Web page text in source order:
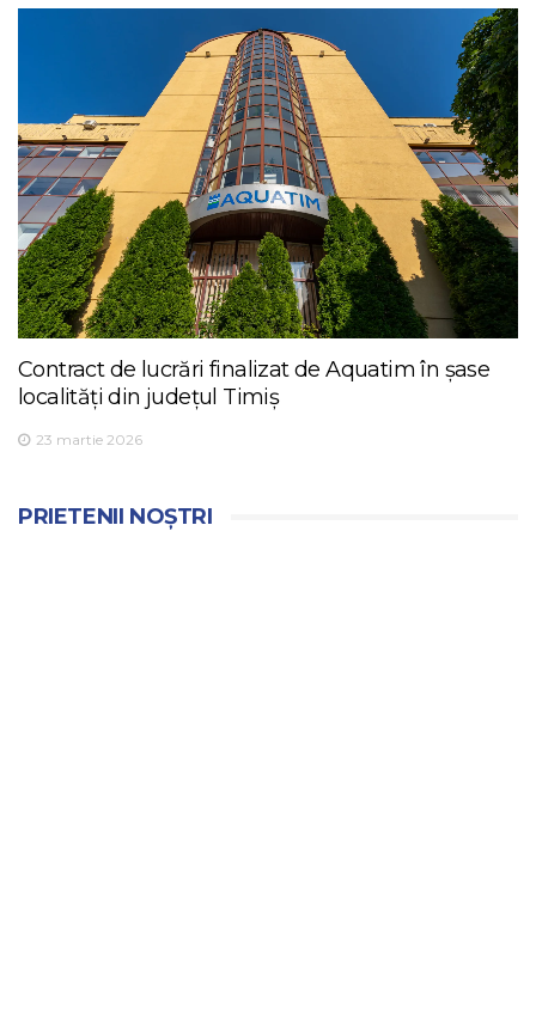
Contract de lucrări finalizat de Aquatim în șase
localități din județul Timiș
23 martie 2026
PRIETENII NOȘTRI